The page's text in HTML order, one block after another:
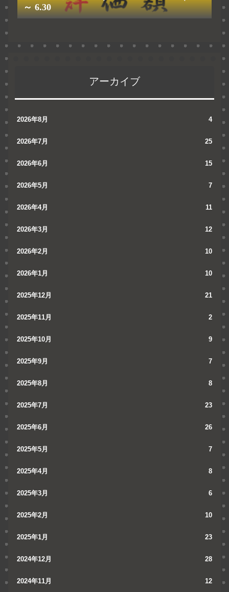
～ 6.30
アーカイブ
2026年8月 4
2026年7月 25
2026年6月 15
2026年5月 7
2026年4月 11
2026年3月 12
2026年2月 10
2026年1月 10
2025年12月 21
2025年11月 2
2025年10月 9
2025年9月 7
2025年8月 8
2025年7月 23
2025年6月 26
2025年5月 7
2025年4月 8
2025年3月 6
2025年2月 10
2025年1月 23
2024年12月 28
2024年11月 12